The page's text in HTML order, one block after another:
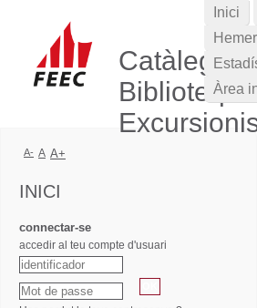
Catàleg
Inici
Àrea
A- A A+
INICI
connectar-se
accedir al teu compte d'usuari